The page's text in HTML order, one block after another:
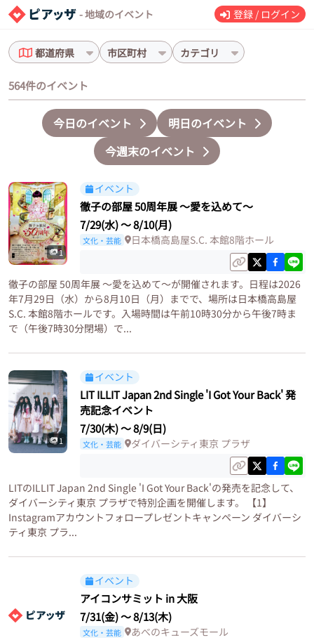
- 地域のイベント 登録 / ログイン
都道府県 市区町村 カテゴリ
564件のイベント
今日のイベント
明日のイベント
今週末のイベント
1
イベント
徹子の部屋 50周年展 ～愛を込めて～
7/29(水)〜8/10(月)
文化・芸能 日本橋高島屋S.C. 本館8階ホール
徹子の部屋 50周年展 ～愛を込めて～が開催されます。日程は2026
年7月29日（水）から8月10日（月）までで、場所は日本橋高島屋
S.C. 本館8階ホールです。入場時間は午前10時30分から午後7時ま
で（午後7時30分閉場）で...
1
イベント
LIT ILLIT Japan 2nd Single 'I Got Your Back' 発
売記念イベント
7/30(木)〜8/9(日)
文化・芸能 ダイバーシティ東京 プラザ
LITのILLIT Japan 2nd Single 'I Got Your Back'の発売を記念して、
ダイバーシティ東京 プラザで特別企画を開催します。 【1】
Instagramアカウントフォロープレゼントキャンペーン ダイバーシ
ティ東京 プラ...
イベント
アイコンサミット in 大阪
7/31(金)〜8/13(木)
文化・芸能 あべのキューズモール